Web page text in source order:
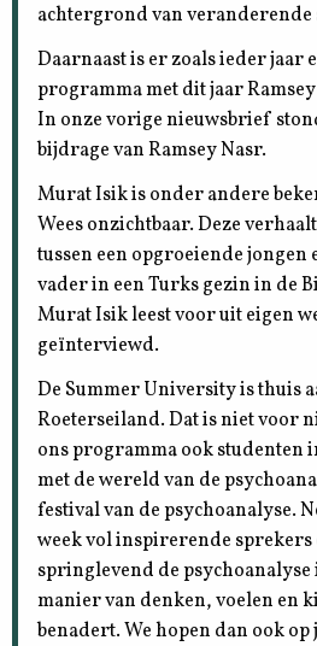
achtergrond van veranderende
Daarnaast is er zoals ieder jaar
programma met dit jaar
In onze vorige nieuwsbrief
bijdrage van Ramsey Nasr.
Murat Isik is onder andere
Wees onzichtbaar. Deze
tussen een opgroeiende
vader in een Turks gezin in de
Murat Isik leest voor uit eigen
geïnterviewd.
De Summer University is thuis
Roeterseiland. Dat is niet voor
ons programma ook studenten
met de wereld van de
festival van de psychoanalyse.
week vol inspirerende sprekers
springlevend de psychoanalyse
manier van denken, voelen en
benadert. We hopen dan ook